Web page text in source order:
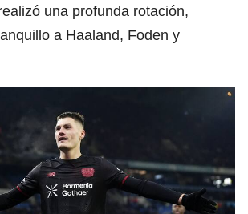
una profunda rotación,
a Haaland, Foden y